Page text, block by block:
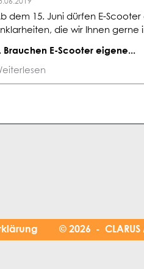
dem 15. Juni dürfen E-
die wir Ihnen
Brauchen E-Scooter eigene...
© 2026 - CLARUS